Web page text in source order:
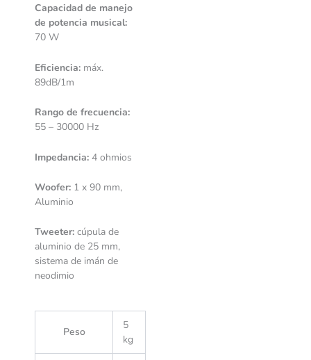
Capacidad de manejo
de potencia musical:
70 W
Eficiencia: máx.
89dB/1m
Rango de frecuencia:
55 – 30000 Hz
Impedancia: 4 ohmios
Woofer: 1 x 90 mm,
Aluminio
Tweeter: cúpula de
aluminio de 25 mm,
sistema de imán de
neodimio
Peso
5
kg